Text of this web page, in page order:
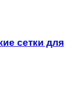
сетки для